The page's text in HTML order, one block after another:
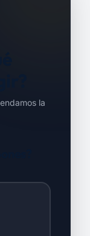
la